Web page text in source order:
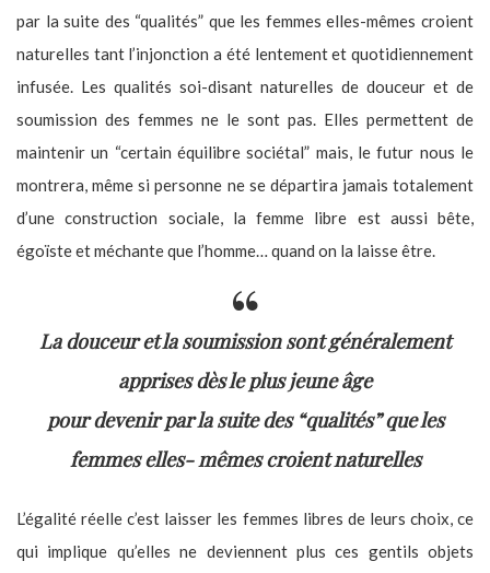
par la suite des “qualités” que les femmes elles-mêmes croient
naturelles tant l’injonction a été lentement et quotidiennement
infusée. Les qualités soi-disant naturelles de douceur et de
soumission des femmes ne le sont pas. Elles permettent de
maintenir un “certain équilibre sociétal” mais, le futur nous le
montrera, même si personne ne se départira jamais totalement
d’une construction sociale, la femme libre est aussi bête,
égoïste et méchante que l’homme… quand on la laisse être.
La douceur et la soumission sont généralement
apprises dès le plus jeune âge
pour devenir par la suite des “qualités” que les
femmes elles- mêmes croient naturelles
L’égalité réelle c’est laisser les femmes libres de leurs choix, ce
qui implique qu’elles ne deviennent plus ces gentils objets